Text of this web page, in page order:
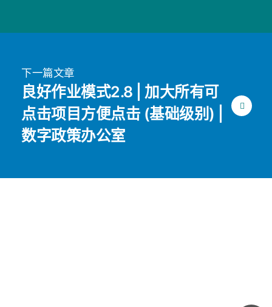
下一篇文章
良好作业模式2.8 | 加大所有可
点击项目方便点击 (基础级别) |
数字政策办公室